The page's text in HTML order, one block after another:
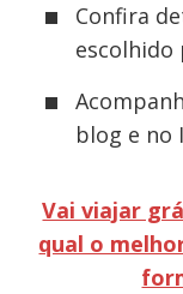
Confira
escolhido
blog e no
Vai viajar
qual o